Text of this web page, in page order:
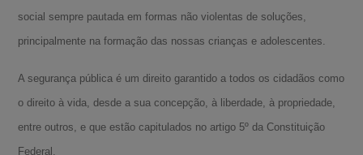
social sempre pautada em formas não violentas de soluções,
principalmente na formação das nossas crianças e adolescentes.
A segurança pública é um direito garantido a todos os cidadãos como
o direito à vida, desde a sua concepção, à liberdade, à propriedade,
entre outros, e que estão capitulados no artigo 5º da Constituição
Federal.